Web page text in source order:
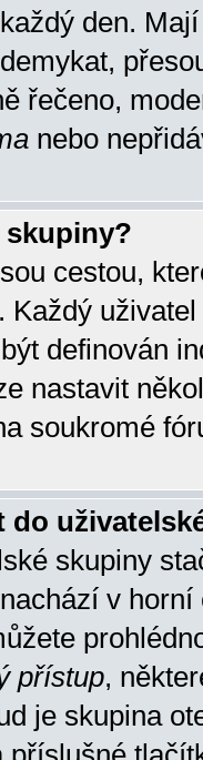
den.
řečeno,
nebo
skupiny?
cestou,
Každý
definován
nastavit
soukromé
do
skupiny
v horní
přístup,
je skupina